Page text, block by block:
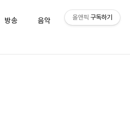
방송 음악 퀴즈
올앤픽 구독하기